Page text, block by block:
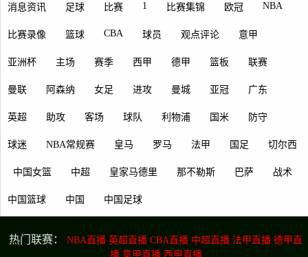
消息资讯 足球 比赛 1 比赛集锦 欧冠 NBA
比赛录像 篮球 CBA 球员 观点评论 意甲
亚洲杯 主场 赛季 西甲 德甲 篮板 联赛
曼联 阿森纳 女足 进攻 曼城 亚冠 广东
英超 助攻 客场 球队 利物浦 国米 防守
球迷 NBA常规赛 皇马 罗马 法甲 国足 切尔西
中国女篮 中超 皇家马德里 那不勒斯 巴萨 战术
中国篮球 中国 中国足球
热门联赛： NBA直播 英超直播 CBA直播 中超直播 法甲直播 德甲直
播 意甲直播 西甲直播